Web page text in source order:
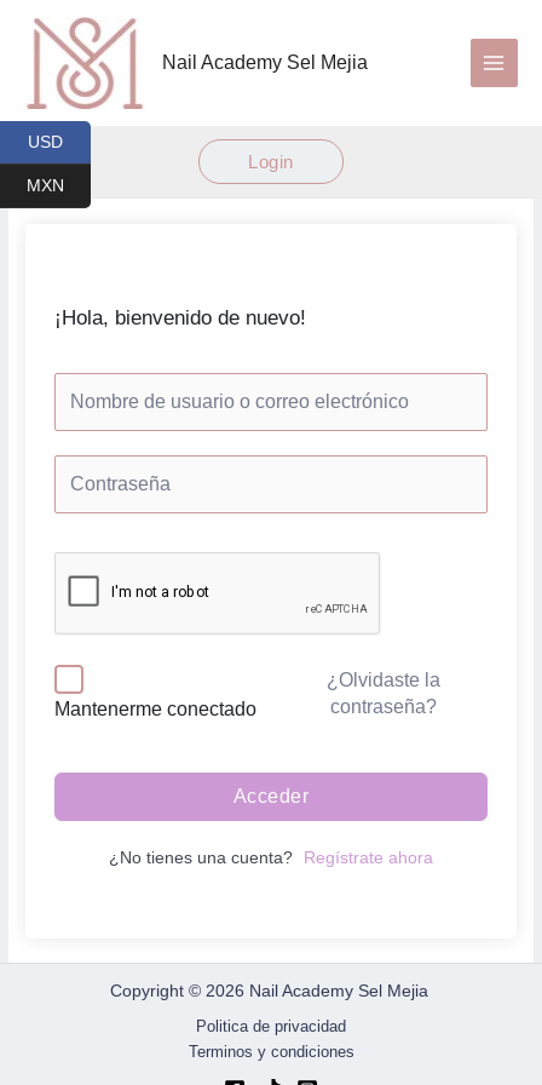
contenido
Nail Academy Sel Mejia
Login
¡Hola, bienvenido de nuevo!
Mantenerme conectado
¿Olvidaste la
contraseña?
Acceder
¿No tienes una cuenta? Regístrate ahora
Copyright © 2026 Nail Academy Sel Mejia
Politica de privacidad
Terminos y condiciones
USD
MXN